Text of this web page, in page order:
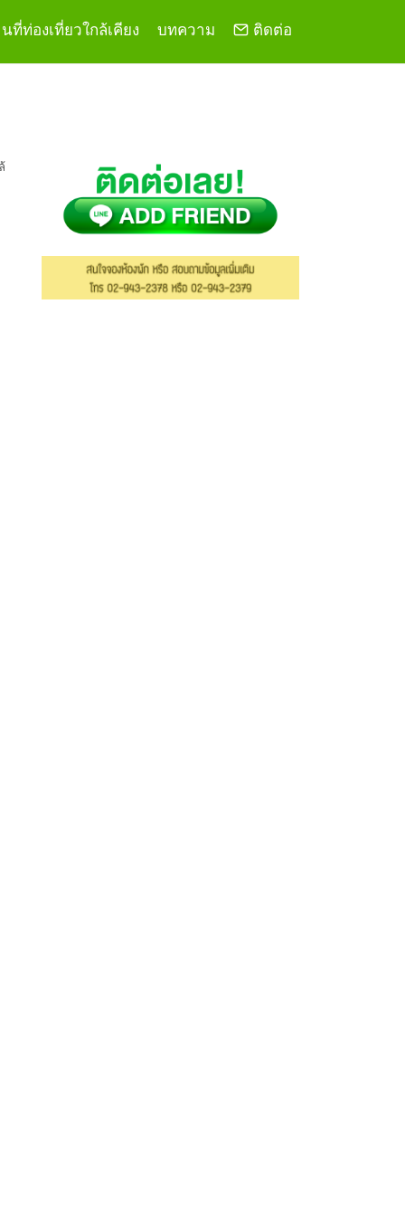
ที่ท่องเที่ยวใกล้เคียง บทความ ติดต่อ